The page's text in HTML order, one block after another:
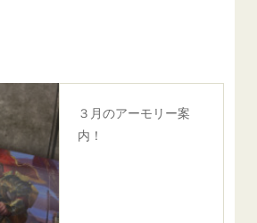
３月のアーモリー案
内！